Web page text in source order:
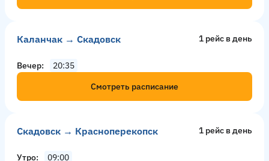
Каланчак → Скадовск 1 рейс в день
Вечер
20:35
Смотреть расписание
Скадовск → Красноперекопск 1 рейс в день
Утро
09:00